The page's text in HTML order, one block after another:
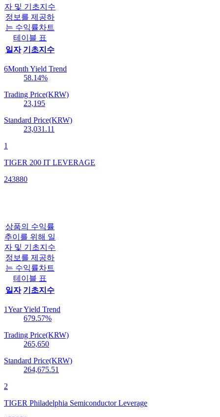
자 및 기초지수
정보를 제공하
는 수익률차트
테이블 표
일자 기초지수
6Month Yield Trend
58.14%
Trading Price(KRW)
23,195
Standard Price(KRW)
23,031.11
1
TIGER 200 IT LEVERAGE
243880
상품의 수익률
추이를 위해 일
자 및 기초지수
정보를 제공하
는 수익률차트
테이블 표
일자 기초지수
1Year Yield Trend
679.57%
Trading Price(KRW)
265,650
Standard Price(KRW)
264,675.51
2
TIGER Philadelphia Semiconductor Leverage